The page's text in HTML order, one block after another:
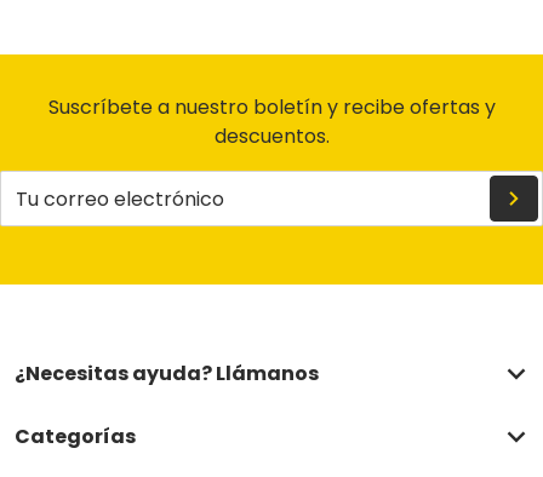
Suscríbete a nuestro boletín y recibe ofertas y
descuentos.
Tu correo electrónico
¿Necesitas ayuda? Llámanos
Categorías